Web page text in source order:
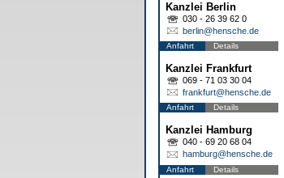
Kanzlei Berlin
030 - 26 39 62 0
berlin@hensche.de
Anfahrt Details
Kanzlei Frankfurt
069 - 71 03 30 04
frankfurt@hensche.de
Anfahrt Details
Kanzlei Hamburg
040 - 69 20 68 04
hamburg@hensche.de
Anfahrt Details